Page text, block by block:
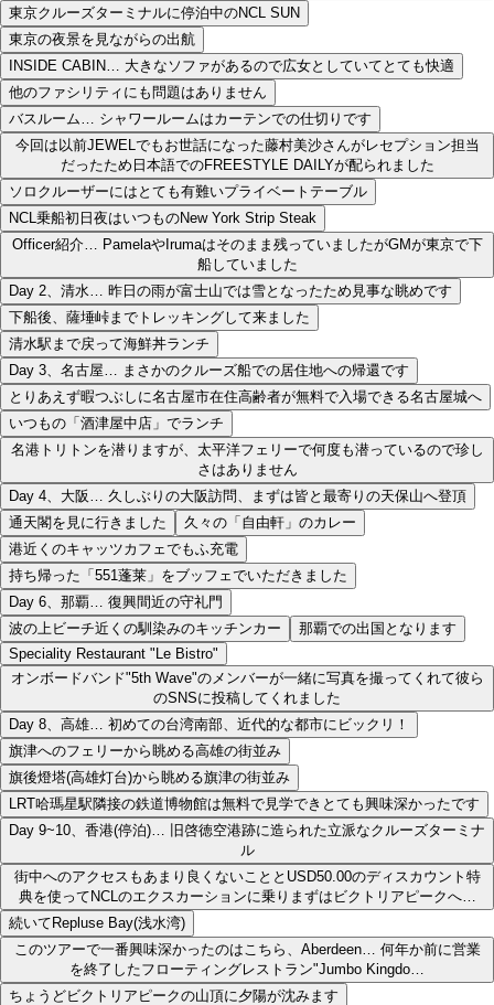
東京クルーズターミナルに停泊中のNCL SUN
東京の夜景を見ながらの出航
INSIDE CABIN… 大きなソファがあるので広女としていてとても快適
他のファシリティにも問題はありません
バスルーム… シャワールームはカーテンでの仕切りです
今回は以前JEWELでもお世話になった藤村美沙さんがレセプション担当
だったため日本語でのFREESTYLE DAILYが配られました
ソロクルーザーにはとても有難いプライベートテーブル
NCL乗船初日夜はいつものNew York Strip Steak
Officer紹介… PamelaやIrumaはそのまま残っていましたがGMが東京で下
船していました
Day 2、清水… 昨日の雨が富士山では雪となったため見事な眺めです
下船後、薩埵峠までトレッキングして来ました
清水駅まで戻って海鮮丼ランチ
Day 3、名古屋… まさかのクルーズ船での居住地への帰還です
とりあえず暇つぶしに名古屋市在住高齢者が無料で入場できる名古屋城へ
いつもの「酒津屋中店」でランチ
名港トリトンを潜りますが、太平洋フェリーで何度も潜っているので珍し
さはありません
Day 4、大阪… 久しぶりの大阪訪問、まずは皆と最寄りの天保山へ登頂
通天閣を見に行きました
久々の「自由軒」のカレー
港近くのキャッツカフェでもふ充電
持ち帰った「551蓬莱」をブッフェでいただきました
Day 6、那覇… 復興間近の守礼門
波の上ビーチ近くの馴染みのキッチンカー
那覇での出国となります
Speciality Restaurant "Le Bistro"
オンボードバンド"5th Wave"のメンバーが一緒に写真を撮ってくれて彼ら
のSNSに投稿してくれました
Day 8、高雄… 初めての台湾南部、近代的な都市にビックリ！
旗津へのフェリーから眺める高雄の街並み
旗後燈塔(高雄灯台)から眺める旗津の街並み
LRT哈瑪星駅隣接の鉄道博物館は無料で見学できとても興味深かったです
Day 9~10、香港(停泊)… 旧啓徳空港跡に造られた立派なクルーズターミナ
ル
街中へのアクセスもあまり良くないこととUSD50.00のディスカウント特
典を使ってNCLのエクスカーションに乗りまずはビクトリアピークへ…
続いてRepluse Bay(浅水湾)
このツアーで一番興味深かったのはこちら、Aberdeen… 何年か前に営業
を終了したフローティングレストラン"Jumbo Kingdo…
ちょうどビクトリアピークの山頂に夕陽が沈みます